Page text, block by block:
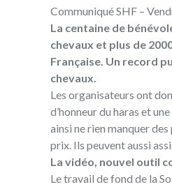
Communiqué SHF –
La centaine de
chevaux et plus de
Française. Un record
chevaux.
Les organisateurs ont
d’honneur du haras et
ainsi ne rien manquer
prix. Ils peuvent aussi
La vidéo, nouvel outil
Le travail de fond de la